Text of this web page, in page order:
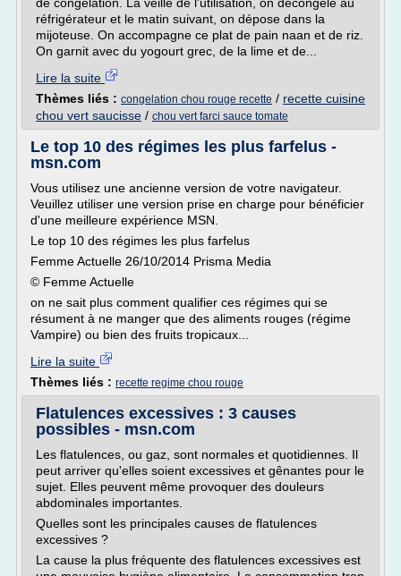
réfrigérateur et le matin suivant, on dépose dans la
mijoteuse. On accompagne ce plat de pain naan et de riz.
On garnit avec du yogourt grec, de la lime et de...
Lire la suite
Thèmes liés : congelation chou rouge recette / recette cuisine
chou vert saucisse / chou vert farci sauce tomate
Le top 10 des régimes les plus farfelus -
msn.com
Vous utilisez une ancienne version de votre navigateur.
Veuillez utiliser une version prise en charge pour bénéficier
d'une meilleure expérience MSN.
Le top 10 des régimes les plus farfelus
Femme Actuelle 26/10/2014 Prisma Media
© Femme Actuelle
on ne sait plus comment qualifier ces régimes qui se
résument à ne manger que des aliments rouges (régime
Vampire) ou bien des fruits tropicaux...
Lire la suite
Thèmes liés : recette regime chou rouge
Flatulences excessives : 3 causes
possibles - msn.com
Les flatulences, ou gaz, sont normales et quotidiennes. Il
peut arriver qu'elles soient excessives et gênantes pour le
sujet. Elles peuvent même provoquer des douleurs
abdominales importantes.
Quelles sont les principales causes de flatulences
excessives ?
La cause la plus fréquente des flatulences excessives est